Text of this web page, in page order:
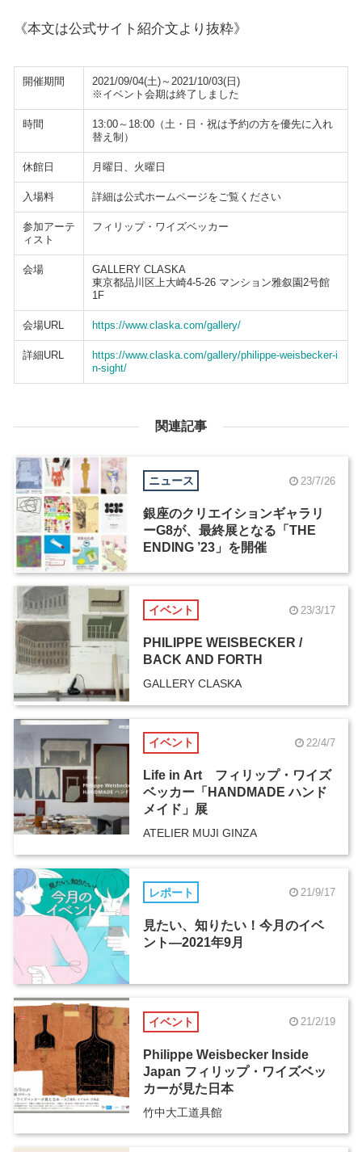
《本文は公式サイト紹介文より抜粋》
開催期間
2021/09/04(土)～2021/10/03(日)
※イベント会期は終了しました
時間
13:00～18:00（土・日・祝は予約の方を優先に入れ
替え制）
休館日 月曜日、火曜日
入場料 詳細は公式ホームページをご覧ください
参加アーテ
ィスト
フィリップ・ワイズベッカー
会場
GALLERY CLASKA
東京都品川区上大崎4-5-26 マンション雅叙園2号館
1F
会場URL https://www.claska.com/gallery/
詳細URL
https://www.claska.com/gallery/philippe-weisbecker-i
n-sight/
関連記事
ニュース 23/7/26
銀座のクリエイションギャラリ
ーG8が、最終展となる「THE
ENDING ’23」を開催
イベント 23/3/17
PHILIPPE WEISBECKER /
BACK AND FORTH
GALLERY CLASKA
イベント 22/4/7
Life in Art フィリップ・ワイズ
ベッカー「HANDMADE ハンド
メイド」展
ATELIER MUJI GINZA
レポート 21/9/17
見たい、知りたい！今月のイベ
ント―2021年9月
イベント 21/2/19
Philippe Weisbecker Inside
Japan フィリップ・ワイズベッ
カーが見た日本
竹中大工道具館